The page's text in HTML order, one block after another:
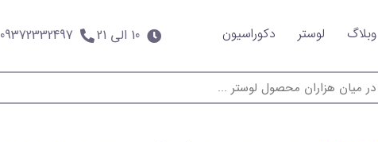
وبلاگ لوستر دکوراسیون 10 الی 21 09372332497